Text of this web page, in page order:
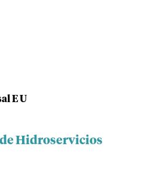
E U
Hidroservicios